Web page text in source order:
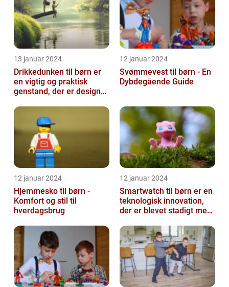
13 januar 2024
Drikkedunken til børn er
en vigtig og praktisk
genstand, der er designet
...
12 januar 2024
Svømmevest til børn - En
Dybdegående Guide
12 januar 2024
Hjemmesko til børn -
Komfort og stil til
hverdagsbrug
12 januar 2024
Smartwatch til børn er en
teknologisk innovation,
der er blevet stadigt mere